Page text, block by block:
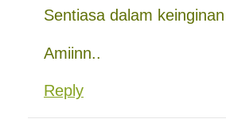
Sentiasa dalam
Amiinn..
Reply